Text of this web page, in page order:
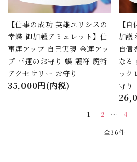
【仕事の成功 英雄ユリシスの
幸蝶 御加護アミュレット】仕
事運アップ 自己実現 金運アッ
プ 幸運のお守り 蝶 護符 魔術
アクセサリー お守り
35,000円(内税)
【
加護
自信
なる
ック
守り
1 2 … 4
全36件